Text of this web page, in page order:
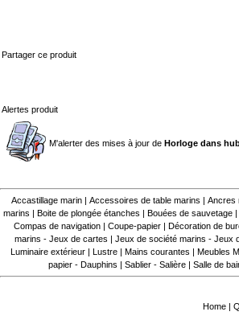
Partager ce produit
Alertes produit
M'alerter des mises à jour de Horloge dans
Accastillage marin Accessoires de table marins Ancres
marins
Boite de plongée étanches Bouées de sauvetage|
Compas de navigation| Coupe-papier| Décoration de
marins - Jeux de cartes
Jeux de société marins - Jeux
Luminaire extérieur| Lustre| Mains courantes Meubles
papier - Dauphins
Sablier - Salière| Salle de
Home